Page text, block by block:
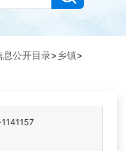
息公开目录> 乡镇>